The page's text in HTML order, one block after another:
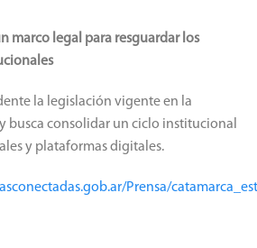
marco legal para resguardar los
la legislación vigente en la
busca consolidar un ciclo institucional
y plataformas digitales.
Prensa/